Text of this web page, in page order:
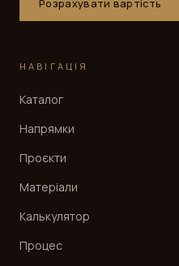
Розрахувати вартість
НАВІГАЦІЯ
Каталог
Напрямки
Проєкти
Матеріали
Калькулятор
Процес